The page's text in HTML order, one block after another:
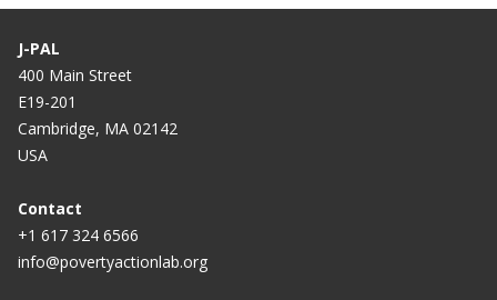
Mistake or miracle: new evidence on the effects of
microcredit
What Are The Realities Of Microfinance?
Why Doesn’t Microcredit Create Entrepreneurs?
India's Poor Need Help to Help Themselves
Failure of the Libertarian Approach to Reducing
J-PAL
400 Main Street
E19-201
Cambridge, MA 02142
USA
Contact
+1 617 324 6566
info@povertyactionlab.org